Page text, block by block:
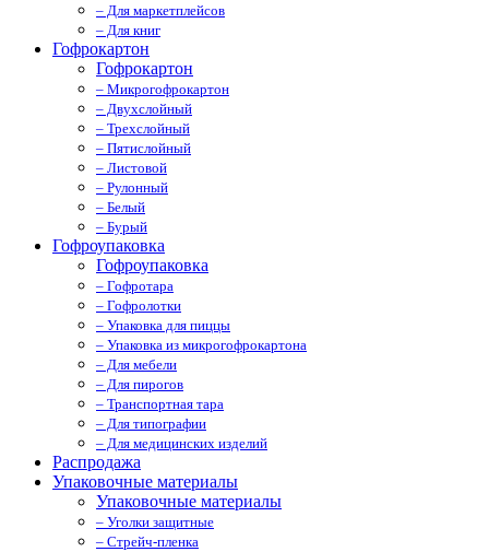
– Для маркетплейсов
– Для книг
Гофрокартон
Гофрокартон
– Микрогофрокартон
– Двухслойный
– Трехслойный
– Пятислойный
– Листовой
– Рулонный
– Белый
– Бурый
Гофроупаковка
Гофроупаковка
– Гофротара
– Гофролотки
– Упаковка для пиццы
– Упаковка из микрогофрокартона
– Для мебели
– Для пирогов
– Транспортная тара
– Для типографии
– Для медицинских изделий
Распродажа
Упаковочные материалы
Упаковочные материалы
– Уголки защитные
– Стрейч-пленка